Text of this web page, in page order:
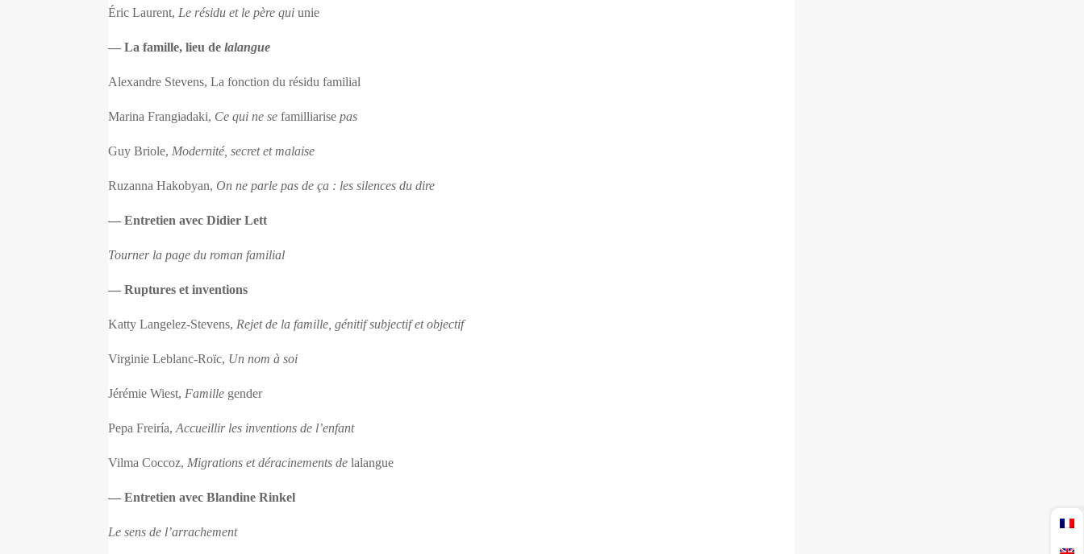
Éric Laurent, Le résidu et le père quiunie
— La famille, lieu delalangue
Alexandre Stevens, La fonction du résidu familial
Marina Frangiadaki, Ce qui ne sefamilliarise pas
Guy Briole, Modernité, secret et malaise
Ruzanna Hakobyan,On ne parle pas de ça : les silences du dire
— Entretien avec Didier Lett
Tourner la page du roman familial
— Ruptures et inventions
Katty Langelez-Stevens, Rejet de la famille, génitif subjectif et objectif
Virginie Leblanc-Roïc, Un nom à soi
Jérémie Wiest, Famille gender
Pepa Freiría,Accueillir les inventions de l’enfant
Vilma Coccoz, Migrations et déracinements de lalangue
— Entretien avec Blandine Rinkel
Le sens de l’arrachement